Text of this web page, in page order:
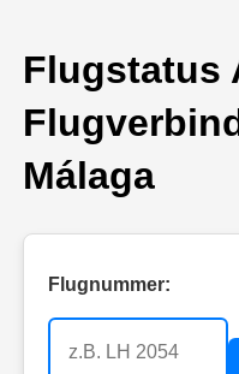
Flugstatus
Málaga
Flugnummer: